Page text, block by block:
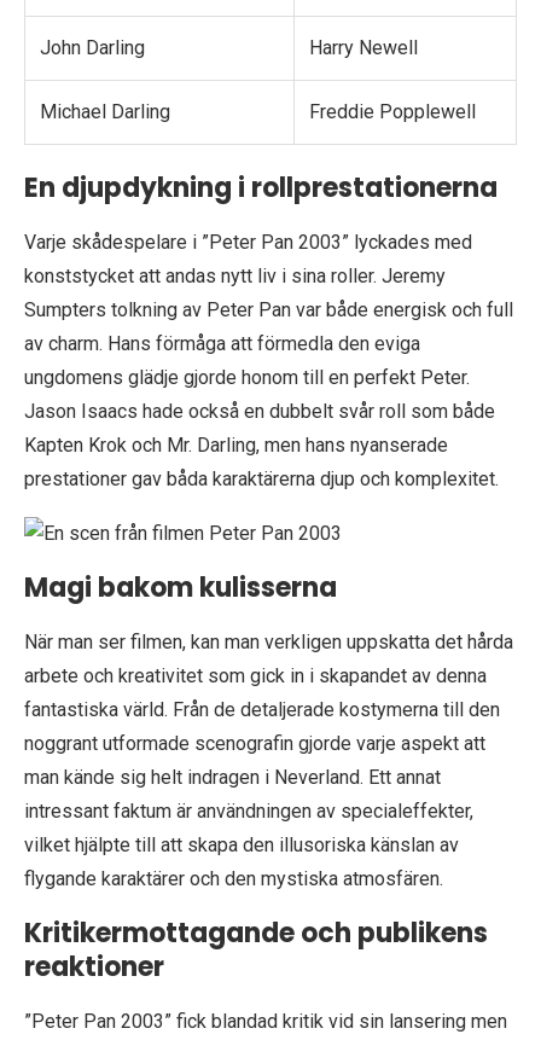
John Darling Harry Newell
Michael Darling Freddie Popplewell
En djupdykning i rollprestationerna
Varje skådespelare i ”Peter Pan 2003” lyckades med
konststycket att andas nytt liv i sina roller. Jeremy
Sumpters tolkning av Peter Pan var både energisk och full
av charm. Hans förmåga att förmedla den eviga
ungdomens glädje gjorde honom till en perfekt Peter.
Jason Isaacs hade också en dubbelt svår roll som både
Kapten Krok och Mr. Darling, men hans nyanserade
prestationer gav båda karaktärerna djup och komplexitet.
Magi bakom kulisserna
När man ser filmen, kan man verkligen uppskatta det hårda
arbete och kreativitet som gick in i skapandet av denna
fantastiska värld. Från de detaljerade kostymerna till den
noggrant utformade scenografin gjorde varje aspekt att
man kände sig helt indragen i Neverland. Ett annat
intressant faktum är användningen av specialeffekter,
vilket hjälpte till att skapa den illusoriska känslan av
flygande karaktärer och den mystiska atmosfären.
Kritikermottagande och publikens
reaktioner
”Peter Pan 2003” fick blandad kritik vid sin lansering men